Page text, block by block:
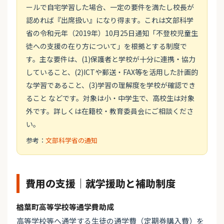
ールで自宅学習した場合、一定の要件を満たし校長が
認めれば『出席扱い』になり得ます。これは文部科学
省の令和元年（2019年）10月25日通知「不登校児童生
徒への支援の在り方について」を根拠とする制度で
す。主な要件は、(1)保護者と学校が十分に連携・協力
していること、(2)ICTや郵送・FAX等を活用した計画的
な学習であること、(3)学習の理解度を学校が確認でき
ること などです。対象は小・中学生で、高校生は対象
外です。詳しくは在籍校・教育委員会にご相談くださ
い。
参考： 文部科学省の通知
費用の支援｜就学援助と補助制度
楢葉町高等学校等通学費助成
高等学校等へ通学する生徒の通学費（定期券購入費）を